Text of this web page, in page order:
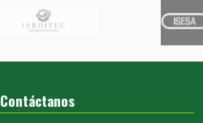
Contáctanos